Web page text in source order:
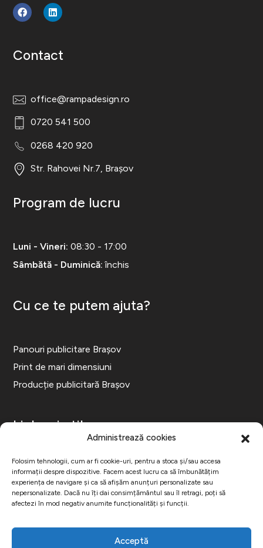
Administrează cookies
Folosim tehnologii, cum ar fi cookie-uri, pentru a stoca și/sau accesa
informații despre dispozitive. Facem acest lucru ca să îmbunătățim
experiența de navigare și ca să afișăm anunțuri personalizate sau
nepersonalizate. Dacă nu îți dai consimțământul sau îl retragi, poți să
afectezi în mod negativ anumite funcționalități și funcții.
Acceptă
Contact
office@rampadesign.ro
0720 541 500
0268 420 920
Str. Rahovei Nr.7, Brașov
Program de lucru
Luni - Vineri: 08:30 - 17:00
Sâmbătă - Duminică:închis
Cu ce te putem ajuta?
Panouri publicitare Brașov
Print de mari dimensiuni
Producție publicitară Brașov
Link-uri utile
ANPC
Politica de Confidențialitate
Politica de Cookie